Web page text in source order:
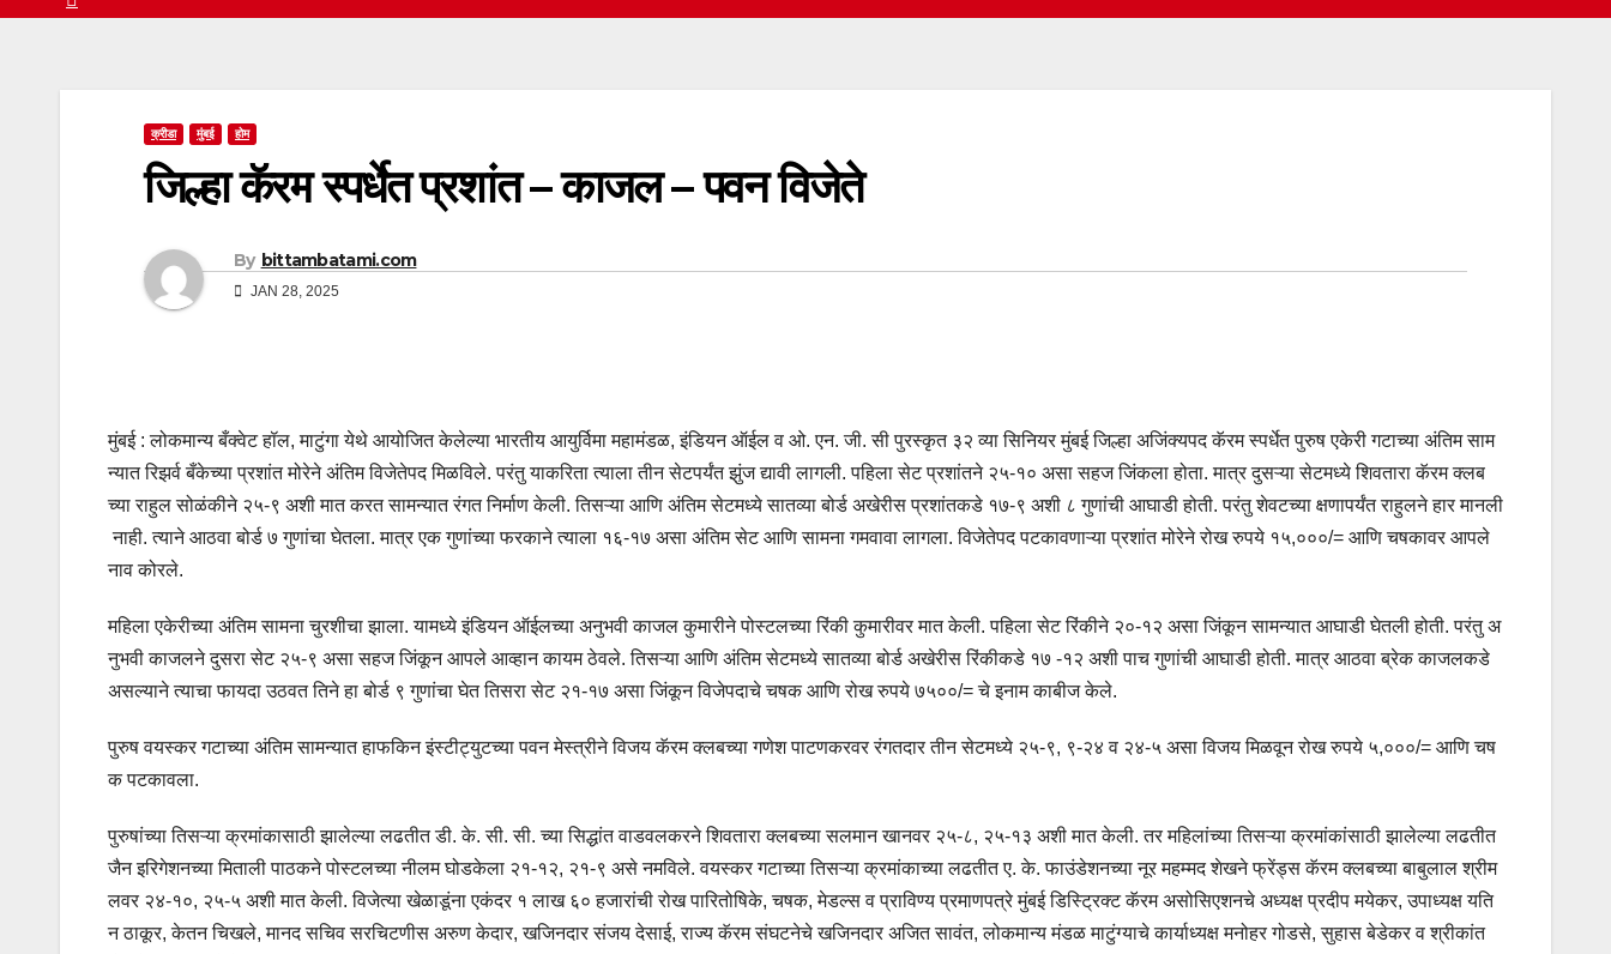
क्रीडा मुंबई होम
जिल्हा कॅरम स्पर्धेत प्रशांत – काजल – पवन विजेते
By bittambatami.com
JAN 28, 2025
मुंबई : लोकमान्य बँक्वेट हॉल, माटुंगा येथे आयोजित केलेल्या भारतीय आयुर्विमा महामंडळ, इंडियन ऑईल व ओ. एन. जी. सी पुरस्कृत ३२ व्या सिनियर मुंबई जिल्हा अजिंक्यपद कॅरम स्पर्धेत पुरुष एकेरी गटाच्या अंतिम साम
न्यात रिझर्व बँकेच्या प्रशांत मोरेने अंतिम विजेतेपद मिळविले. परंतु याकरिता त्याला तीन सेटपर्यंत झुंज द्यावी लागली. पहिला सेट प्रशांतने २५-१० असा सहज जिंकला होता. मात्र दुसऱ्या सेटमध्ये शिवतारा कॅरम क्लब
च्या राहुल सोळंकीने २५-९ अशी मात करत सामन्यात रंगत निर्माण केली. तिसऱ्या आणि अंतिम सेटमध्ये सातव्या बोर्ड अखेरीस प्रशांतकडे १७-९ अशी ८ गुणांची आघाडी होती. परंतु शेवटच्या क्षणापर्यंत राहुलने हार मानली
नाही. त्याने आठवा बोर्ड ७ गुणांचा घेतला. मात्र एक गुणांच्या फरकाने त्याला १६-१७ असा अंतिम सेट आणि सामना गमवावा लागला. विजेतेपद पटकावणाऱ्या प्रशांत मोरेने रोख रुपये १५,०००/= आणि चषकावर आपले
नाव कोरले.
महिला एकेरीच्या अंतिम सामना चुरशीचा झाला. यामध्ये इंडियन ऑईलच्या अनुभवी काजल कुमारीने पोस्टलच्या रिंकी कुमारीवर मात केली. पहिला सेट रिंकीने २०-१२ असा जिंकून सामन्यात आघाडी घेतली होती. परंतु अ
नुभवी काजलने दुसरा सेट २५-९ असा सहज जिंकून आपले आव्हान कायम ठेवले. तिसऱ्या आणि अंतिम सेटमध्ये सातव्या बोर्ड अखेरीस रिंकीकडे १७ -१२ अशी पाच गुणांची आघाडी होती. मात्र आठवा ब्रेक काजलकडे
असल्याने त्याचा फायदा उठवत तिने हा बोर्ड ९ गुणांचा घेत तिसरा सेट २१-१७ असा जिंकून विजेपदाचे चषक आणि रोख रुपये ७५००/= चे इनाम काबीज केले.
पुरुष वयस्कर गटाच्या अंतिम सामन्यात हाफकिन इंस्टीट्युटच्या पवन मेस्त्रीने विजय कॅरम क्लबच्या गणेश पाटणकरवर रंगतदार तीन सेटमध्ये २५-९, ९-२४ व २४-५ असा विजय मिळवून रोख रुपये ५,०००/= आणि चष
क पटकावला.
पुरुषांच्या तिसऱ्या क्रमांकासाठी झालेल्या लढतीत डी. के. सी. सी. च्या सिद्धांत वाडवलकरने शिवतारा क्लबच्या सलमान खानवर २५-८, २५-१३ अशी मात केली. तर महिलांच्या तिसऱ्या क्रमांकांसाठी झालेल्या लढतीत
जैन इरिगेशनच्या मिताली पाठकने पोस्टलच्या नीलम घोडकेला २१-१२, २१-९ असे नमविले. वयस्कर गटाच्या तिसऱ्या क्रमांकाच्या लढतीत ए. के. फाउंडेशनच्या नूर महम्मद शेखने फ्रेंड्स कॅरम क्लबच्या बाबुलाल श्रीम
लवर २४-१०, २५-५ अशी मात केली. विजेत्या खेळाडूंना एकंदर १ लाख ६० हजारांची रोख पारितोषिके, चषक, मेडल्स व प्राविण्य प्रमाणपत्रे मुंबई डिस्ट्रिक्ट कॅरम असोसिएशनचे अध्यक्ष प्रदीप मयेकर, उपाध्यक्ष यति
न ठाकूर, केतन चिखले, मानद सचिव सरचिटणीस अरुण केदार, खजिनदार संजय देसाई, राज्य कॅरम संघटनेचे खजिनदार अजित सावंत, लोकमान्य मंडळ माटुंग्याचे कार्याध्यक्ष मनोहर गोडसे, सुहास बेडेकर व श्रीकांत